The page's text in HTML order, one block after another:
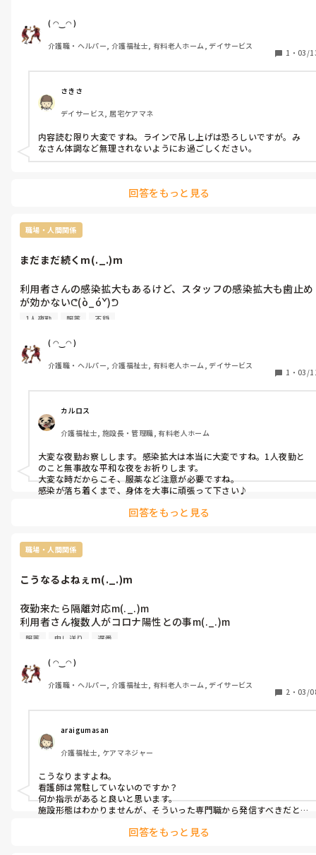
しましたが考えは変わらずᕦ(ò_óˇ)ᕤ
早番もなんと遅番専属の方が来るハメにᕦ(ò_óˇ)ᕤ
日勤者も疲労ピークm(._.)m
昨日の夜勤者は記録対応不備だらけで、グループLINEで吊し上げ
にあってるみたいm(._.)m
管理者さん普段からスタッフに対して雑に対応してるのは、皆ん
なわかってるんですけどそれでも伝える努力はしてくれないと何
に伝わらないm(._.)m
それで現場は大混乱m(._.)m
指示も適当看護師さんからの指示もあるからまぁそこまで求めな
( ◠‿◠ )
介護職・ヘルパー, 介護福祉士, 有料老人ホーム, デイサービス
1 ・ 03/
さきさ
デイサービス, 居宅ケアマネ
内容読む限り大変ですね。ラインで吊し上げは恐ろしいですが。み
なさん体調など無理されないようにお過ごしください。
回答をもっと見る
職場・人間関係
まだまだ続くm(._.)m
利用者さんの感染拡大もあるけど、スタッフの感染拡大も歯止め
が効かないᕦ(ò_óˇ)ᕤ
いろいろあって久々の１４時間1人夜勤するハメにᕦ(ò_óˇ)ᕤ
るm(._.)m
日勤者の皆様疲れているのは重々承知の上ですが、
記録物に関してはタブレットに入力して下さい。
助っ人で来てくれた人からも言われるんでᕦ(ò_óˇ)ᕤ
来週まで続くのかなぁᕦ(ò_óˇ)ᕤ
管理者さんは何を考えてるのか分かりませんが、
対応遅すぎるから後手に回る、急遽だと言って強制的にシフトを
変え勤務数時間前にLINEされてもねぇm(._.)m
服薬ミス頻発らしいねぇヒヤリハット出てないよ。
無法地帯にでもなったんですか？
1人夜勤 服薬 不穏
( ◠‿◠ )
介護職・ヘルパー, 介護福祉士, 有料老人ホーム, デイサービス
1 ・ 03/
カルロス
介護福祉士, 施設長・管理職, 有料老人ホーム
大変な夜勤お察しします。感染拡大は本当に大変ですね。1人夜勤と
のこと無事故な平和な夜をお祈りします。
大変な時だからこそ、服薬など注意が必要ですね。
感染が落ち着くまで、身体を大事に頑張って下さい♪
回答をもっと見る
職場・人間関係
こうなるよねぇm(._.)m
夜勤来たら隔離対応m(._.)m
利用者さん複数人がコロナ陽性との事m(._.)m
遅番専属の方は相変わらず仕事を残す、日勤帯からの申し送りは⁇
遅番での申し送りは⁇と聞いてもタブレット見て、グループLINE見
てしか言わない。たまたま管理者が書いたであろう指示が書いて
ある紙がユニットにあったから、
管理者から新たな指示も無いし、遅番専属は服薬忘れが結構あっ
たᕦ(ò_óˇ)ᕤ
スタッフの皆様どうやって仕事するつもりですか？
あの紙の内容だけで動けるスタッフが恐らくうちにはいない^_^
服薬 申し送り 遅番
( ◠‿◠ )
介護職・ヘルパー, 介護福祉士, 有料老人ホーム, デイサービス
2 ・ 03/
araigumasan
介護福祉士, ケアマネジャー
こうなりますよね。
看護師は常駐していないのですか？
何か指示があると良いと思います。
施設形態はわかりませんが、そういった専門職から発信すべきだと
回答をもっと見る